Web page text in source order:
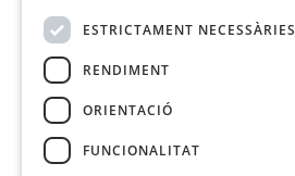
ESTRICTAMENT NECESSÀRIES
RENDIMENT
ORIENTACIÓ
FUNCIONALITAT